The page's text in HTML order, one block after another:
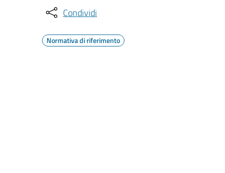
Condividi
Normativa di riferimento